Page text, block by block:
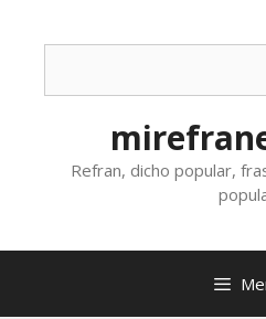
Refran, dicho popular,